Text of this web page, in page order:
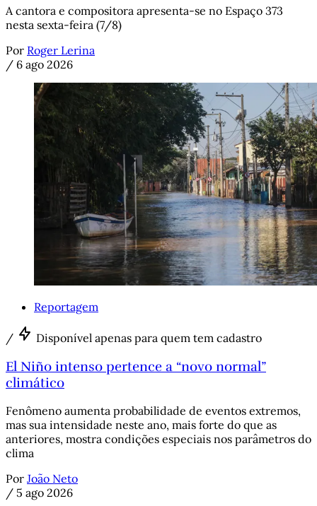
A cantora e compositora apresenta-se no Espaço 373
nesta sexta-feira (7/8)
Por Roger Lerina
/ 6 ago 2026
Reportagem
/ Disponível apenas para quem tem cadastro
El Niño intenso pertence a “novo normal”
climático
Fenômeno aumenta probabilidade de eventos extremos,
mas sua intensidade neste ano, mais forte do que as
anteriores, mostra condições especiais nos parâmetros do
clima
Por João Neto
/ 5 ago 2026